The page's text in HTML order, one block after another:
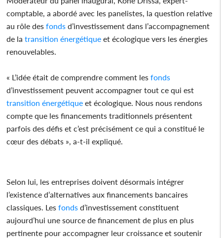
comptable, a abordé avec les panelistes, la question relative
au rôle des fonds d’investissement dans l’accompagnement
de la transition énergétique et écologique vers les énergies
renouvelables.
« L’idée était de comprendre comment les fonds
d’investissement peuvent accompagner tout ce qui est
transition énergétique et écologique. Nous nous rendons
compte que les financements traditionnels présentent
parfois des défis et c’est précisément ce qui a constitué le
cœur des débats », a-t-il expliqué.
Selon lui, les entreprises doivent désormais intégrer
l’existence d’alternatives aux financements bancaires
classiques. Les fonds d’investissement constituent
aujourd’hui une source de financement de plus en plus
pertinente pour accompagner leur croissance et soutenir